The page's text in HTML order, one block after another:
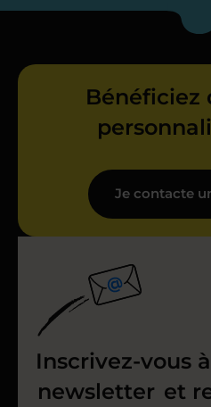
Bénéficiez
Je contacte
Inscrivez-vous
newsletter et